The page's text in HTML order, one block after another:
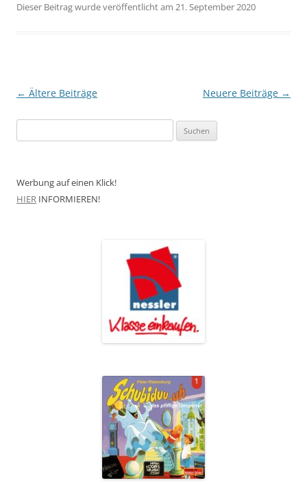
Dieser Beitrag wurde veröffentlicht am 21. September 2020
Beitragsnavigation
← Ältere Beiträge Neuere Beiträge →
nach:
Werbung auf einen Klick!
HIER INFORMIEREN!